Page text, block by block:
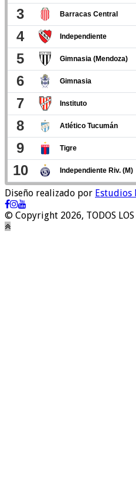
Diseño realizado por Estudios
© Copyright 2026, TODOS LOS